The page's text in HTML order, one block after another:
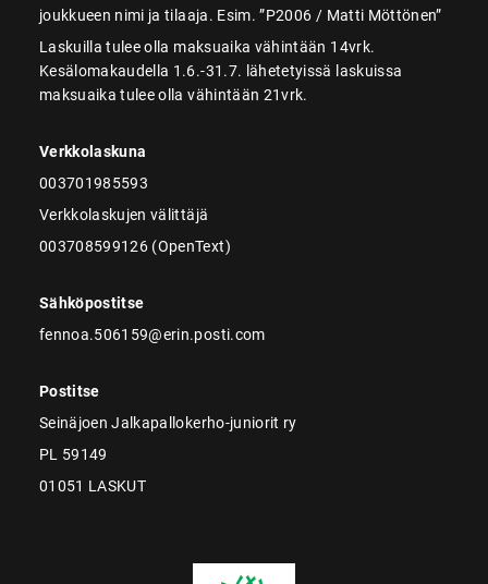
joukkueen nimi ja tilaaja. Esim. ”P2006 / Matti Möttönen”
Laskuilla tulee olla maksuaika vähintään 14vrk.
Kesälomakaudella 1.6.-31.7. lähetetyissä laskuissa
maksuaika tulee olla vähintään 21vrk.
Verkkolaskuna
003701985593
Verkkolaskujen välittäjä
003708599126 (OpenText)
Sähköpostitse
fennoa.506159@erin.posti.com
Postitse
Seinäjoen Jalkapallokerho-juniorit ry
PL 59149
01051 LASKUT